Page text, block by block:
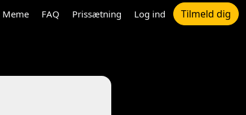
Meme FAQ Prissætning Log ind Tilmeld dig